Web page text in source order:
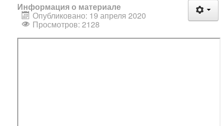
Информация о материале
Опубликовано: 19 апреля 2020
Просмотров: 2128